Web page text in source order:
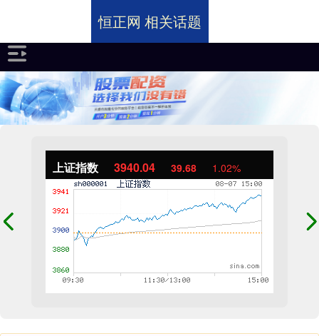
上证指数 3940.04 39.68 1.02%
恒正网 相关话题